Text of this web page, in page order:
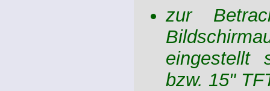
zur
eingestellt
bzw. 15"